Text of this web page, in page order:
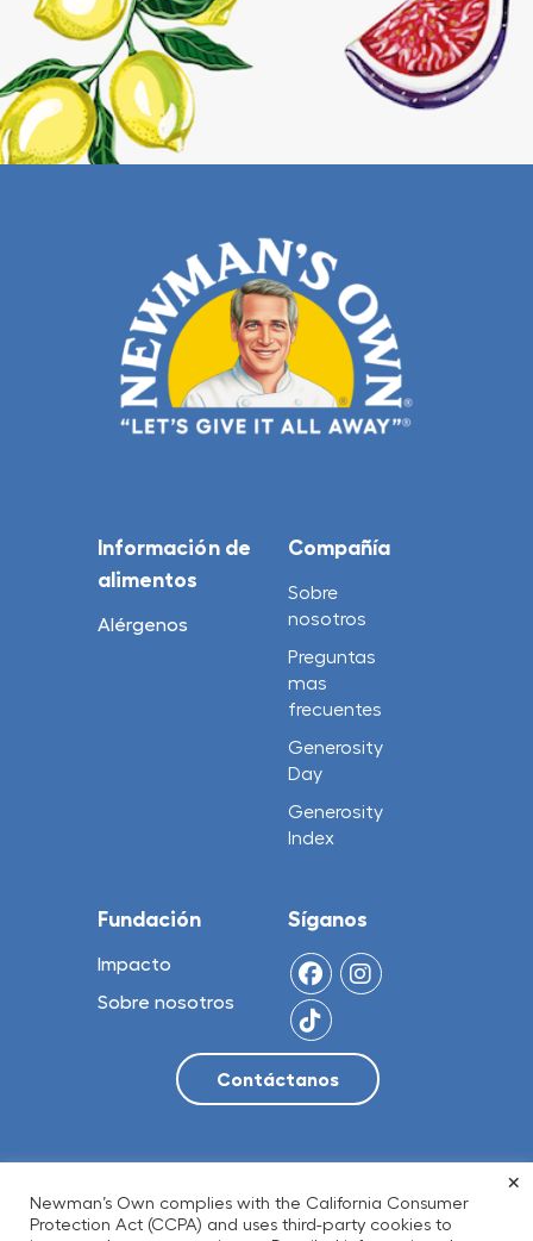
Información de
alimentos
Alérgenos
Compañía
Sobre
nosotros
Preguntas
mas
frecuentes
Generosity
Day
Generosity
Index
Fundación
Impacto
Sobre nosotros
Síganos
Newman’s Own complies with the California Consumer
Protection Act (CCPA) and uses third-party cookies to
×